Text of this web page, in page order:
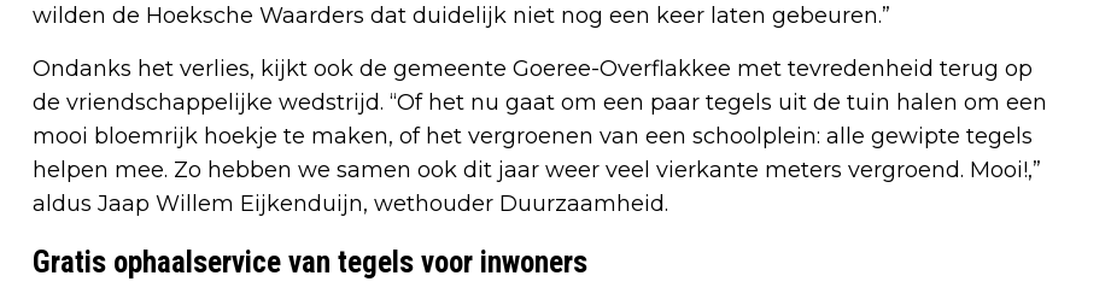
wilden de Hoeksche Waarders dat duidelijk niet nog een keer laten gebeuren.”
Ondanks het verlies, kijkt ook de gemeente Goeree-Overflakkee met tevredenheid terug op
de vriendschappelijke wedstrijd. “Of het nu gaat om een paar tegels uit de tuin halen om een
mooi bloemrijk hoekje te maken, of het vergroenen van een schoolplein: alle gewipte tegels
helpen mee. Zo hebben we samen ook dit jaar weer veel vierkante meters vergroend. Mooi!,”
aldus Jaap Willem Eijkenduijn, wethouder Duurzaamheid.
Gratis ophaalservice van tegels voor inwoners